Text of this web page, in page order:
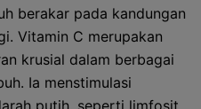
berakar pada kandungan
Vitamin C merupakan
krusial dalam berbagai
Ia menstimulasi
putih, seperti limfosit